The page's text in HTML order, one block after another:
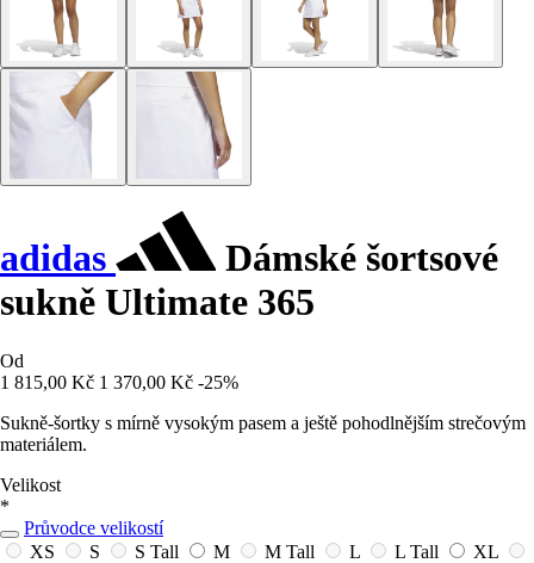
adidas
Dámské šortsové
sukně Ultimate 365
Od
1 815,00 Kč 1 370,00 Kč -25%
Sukně-šortky s mírně vysokým pasem a ještě pohodlnějším strečovým
materiálem.
Velikost
*
Průvodce velikostí
XS
S S Tall M M Tall L L Tall
XL